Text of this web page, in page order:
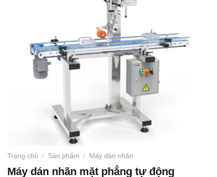
Trang chủ / Sản phẩm / Máy dán nhãn
Máy dán nhãn mặt phẳng tự động